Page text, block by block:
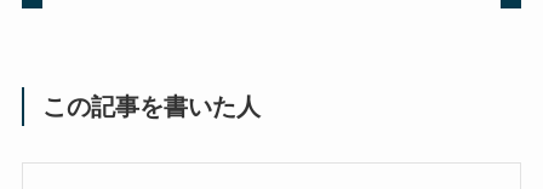
この記事を書いた人